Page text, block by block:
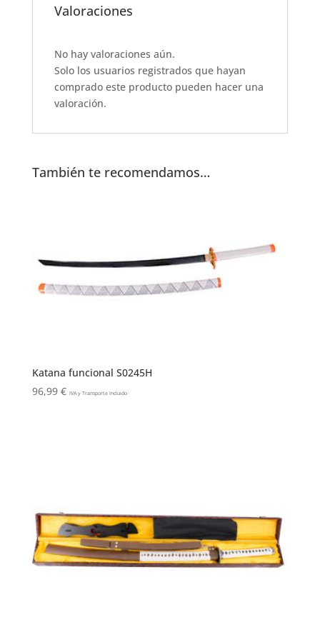
e
o
o
k
s
p
p
Valoraciones
No hay valoraciones aún.
Solo los usuarios registrados que hayan
comprado este producto pueden hacer una
valoración.
También te recomendamos…
Katana funcional S0245H
96,99 € IVA y Transporte Incluido